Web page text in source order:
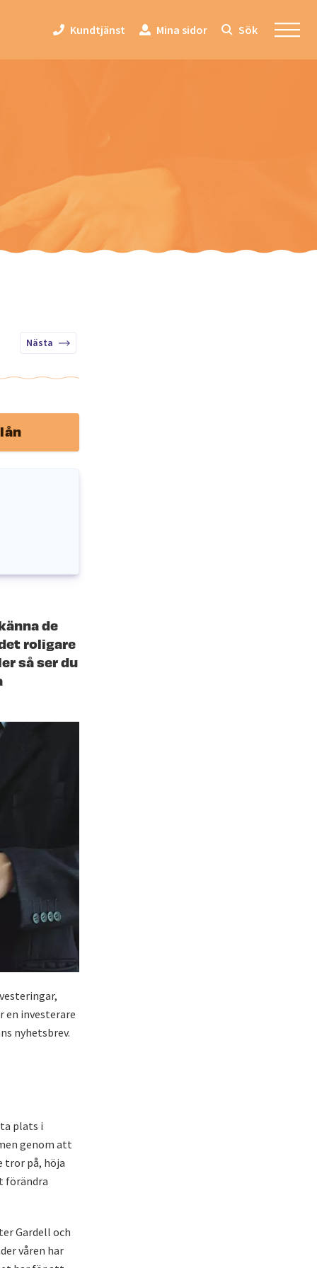
Kundtjänst Mina sidor Sök
Nästa
de
roligare
så ser du
en investerare
nyhetsbrev.
plats i
genom att
tror på, höja
förändra
Gardell och
våren har